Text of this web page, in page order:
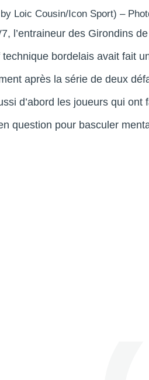
Loic Cousin/Icon Sport) –
l’entraineur des Girondins
technique bordelais avait fait
après la série de deux
d’abord les joueurs qui
question pour basculer